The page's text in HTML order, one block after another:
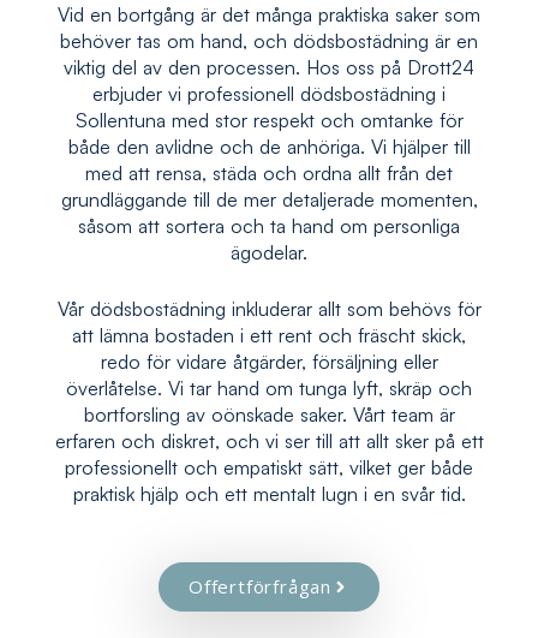
Vid en bortgång är det många praktiska saker som
behöver tas om hand, och dödsbostädning är en
viktig del av den processen. Hos oss på Drott24
erbjuder vi professionell dödsbostädning i
Sollentuna med stor respekt och omtanke för
både den avlidne och de anhöriga. Vi hjälper till
med att rensa, städa och ordna allt från det
grundläggande till de mer detaljerade momenten,
såsom att sortera och ta hand om personliga
ägodelar.
Vår dödsbostädning inkluderar allt som behövs för
att lämna bostaden i ett rent och fräscht skick,
redo för vidare åtgärder, försäljning eller
överlåtelse. Vi tar hand om tunga lyft, skräp och
bortforsling av oönskade saker. Vårt team är
erfaren och diskret, och vi ser till att allt sker på ett
professionellt och empatiskt sätt, vilket ger både
praktisk hjälp och ett mentalt lugn i en svår tid.
Offertförfrågan